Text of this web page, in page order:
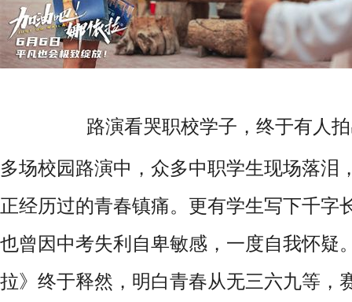
路演看哭职校学子，终于有人
多场校园路演中，众多中职学生现场落泪
正经历过的青春镇痛。更有学生写下千字
也曾因中考失利自卑敏感，一度自我怀疑
拉》终于释然，明白青春从无三六九等，